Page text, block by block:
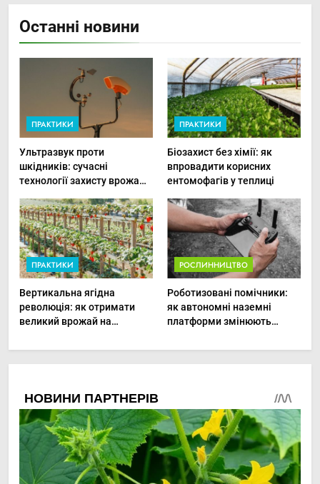
Останні новини
ПРАКТИКИ
Ультразвук проти
шкідників: сучасні
технології захисту врожаю
ПРАКТИКИ
Біозахист без хімії: як
впровадити корисних
ентомофагів у теплиці
ПРАКТИКИ
Вертикальна ягідна
революція: як отримати
великий врожай на
РОСЛИННИЦТВО
Роботизовані помічники:
як автономні наземні
платформи змінюють
овочами